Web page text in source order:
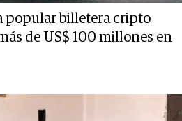
popular billetera cripto
de US$ 100 millones en